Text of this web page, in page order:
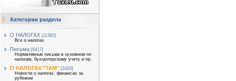
Категории раздела
О НАЛОГАХ [11362]
Все о налогах.
Письма [6417]
Нормативные письма в основном по
налогам, бухгалтерскому учету и пр.
О НАЛОГАХ "ТАМ" [2420]
Новости о налогах, финансах за
рубежом